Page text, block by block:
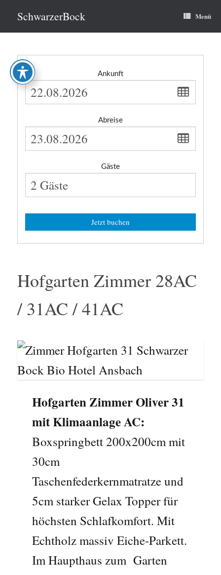
springenSchwarzerBock Menü
Ankunft
Abreise
Gäste
Jetzt buchen
Hofgarten Zimmer 28AC
/ 31AC / 41AC
Hofgarten Zimmer Oliver 31
mit Klimaanlage AC:
Boxspringbett 200x200cm mit
30cm
Taschenfederkernmatratze und
5cm starker Gelax Topper für
höchsten Schlafkomfort. Mit
Echtholz massiv Eiche-Parkett.
Im Haupthaus zum Garten